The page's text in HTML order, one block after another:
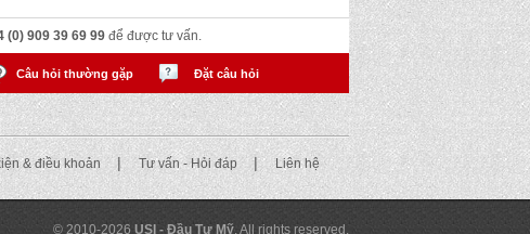
(0) 909 39 69 99 để được tư vấn.
Câu hỏi thường gặp Đặt câu hỏi
& điều khoản | Tư vấn - Hỏi đáp | Liên hệ
© 2010-2026 USI - Đầu Tư Mỹ. All rights reserved.